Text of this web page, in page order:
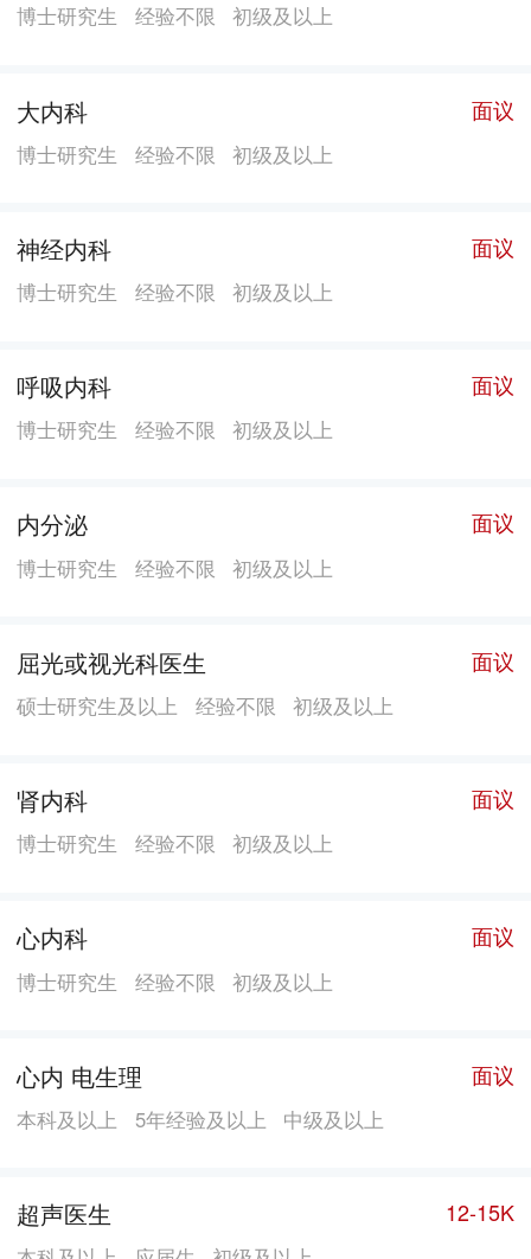
博士研究生 经验不限 初级及以上
大内科 面议
博士研究生 经验不限 初级及以上
神经内科 面议
博士研究生 经验不限 初级及以上
呼吸内科 面议
博士研究生 经验不限 初级及以上
内分泌 面议
博士研究生 经验不限 初级及以上
屈光或视光科医生 面议
硕士研究生及以上 经验不限 初级及以上
肾内科 面议
博士研究生 经验不限 初级及以上
心内科 面议
博士研究生 经验不限 初级及以上
心内 电生理 面议
本科及以上 5年经验及以上 中级及以上
超声医生 12-15K